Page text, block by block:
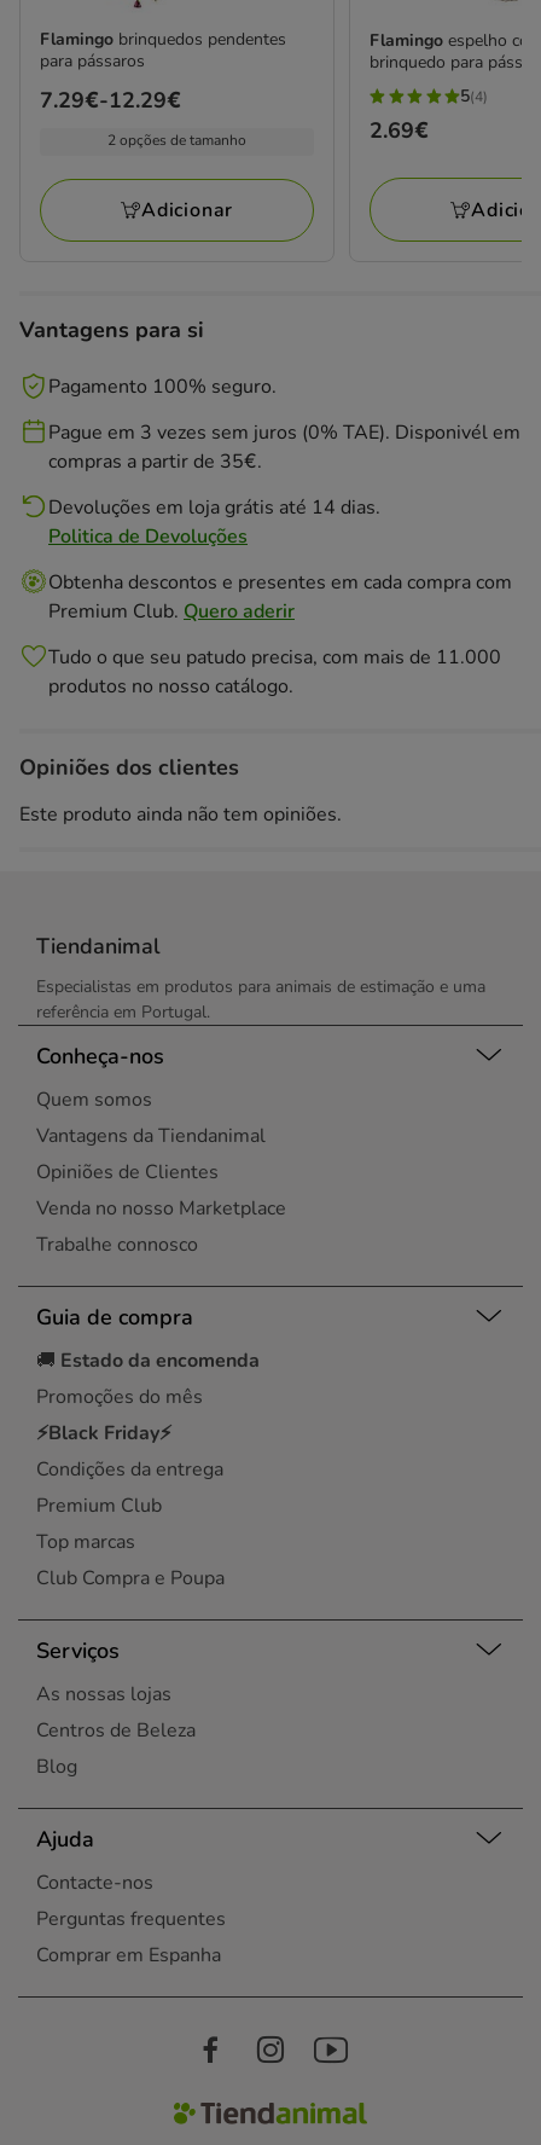
Flamingo brinquedos pendentes
para pássaros
Preço
a
12.29€
7.29€-12.29€
2 opções de tamanho
Adicionar
Flamingoespelho
brinquedo para
5
estrelas
4
avaliações
5(4)
Preço
2.69€
Vantagens para si
Pagamento 100% seguro.
Pague em 3 vezes sem juros (0% TAE). Disponivél em
compras a partir de 35€.
Devoluções em loja grátis até 14 dias.
Politica de Devoluções
Obtenha descontos e presentes em cada compra com
Premium Club. Quero aderir
Tudo o que seu patudo precisa, com mais de 11.000
produtos no nosso catálogo.
Opiniões dos clientes
Este produto ainda não tem opiniões.
Tiendanimal
Especialistas em produtos para animais de estimação e uma
referência em Portugal.
Conheça-nos
Quem somos
Vantagens da Tiendanimal
Opiniões de Clientes
Venda no nosso Marketplace
Trabalhe connosco
Guia de compra
🚚 Estado da encomenda
Promoções do mês
⚡Black Friday⚡
Condições da entrega
Premium Club
Top marcas
Club Compra e Poupa
Serviços
As nossas lojas
Centros de Beleza
Blog
Ajuda
Contacte-nos
Perguntas frequentes
Comprar em Espanha